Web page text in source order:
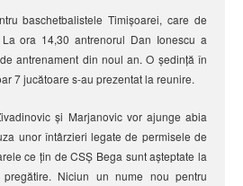
baschetbalistele Timișoarei, care de
ora 14,30 antrenorul Dan Ionescu a
antrenament din noul an. O ședință în
7 jucătoare s-au prezentat la reunire.
și Marjanovic vor ajunge abia
unor întârzieri legate de permisele de
ce țin de CSȘ Bega sunt așteptate la
Niciun un nume nou pentru